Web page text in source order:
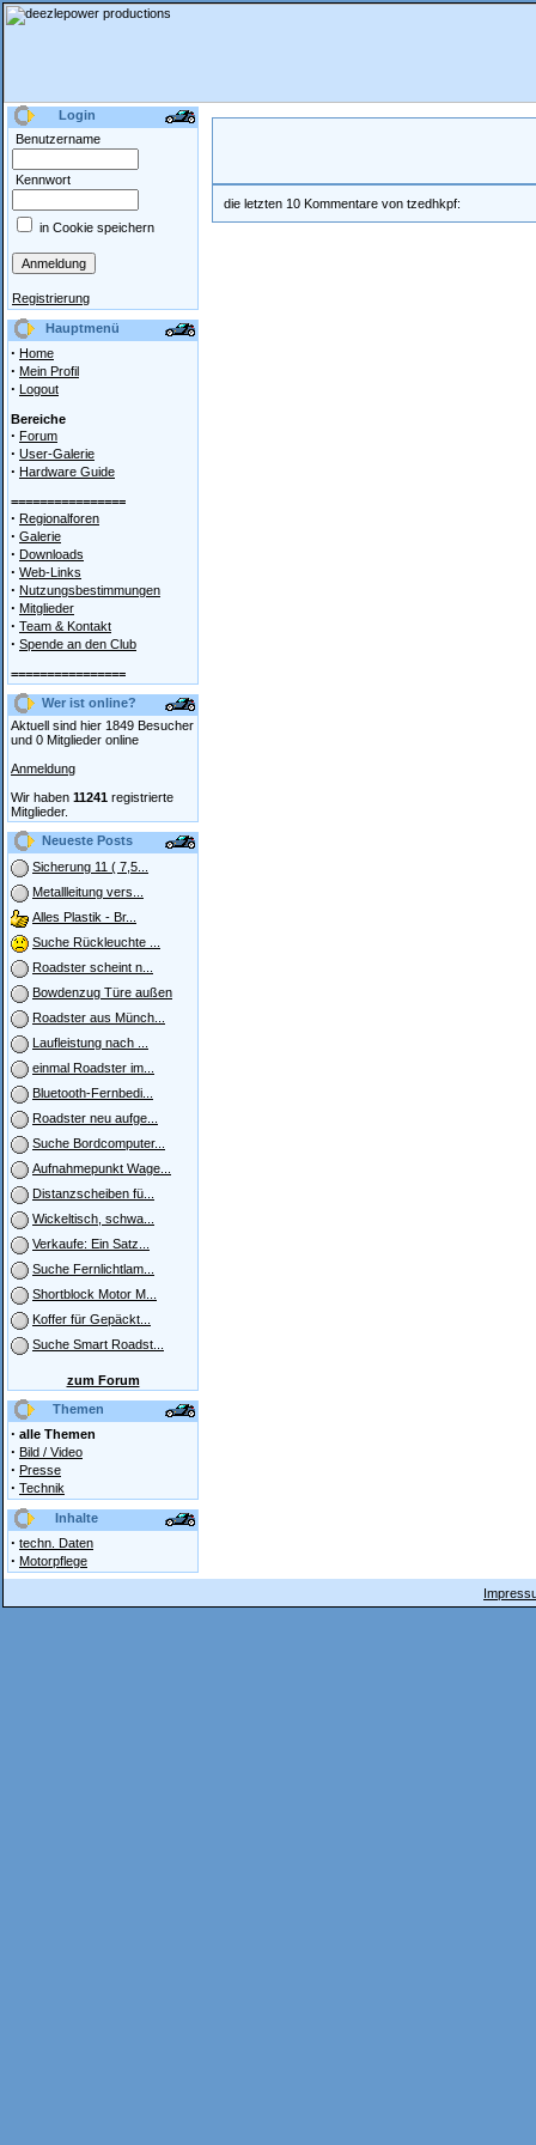
Login
Benutzername
Kennwort
in Cookie speichern
Registrierung
Hauptmenü
· Home
· Mein Profil
· Logout
Bereiche
· Forum
· User-Galerie
· Hardware Guide
================
· Regionalforen
· Galerie
· Downloads
· Web-Links
· Nutzungsbestimmungen
· Mitglieder
· Team & Kontakt
· Spende an den Club
================
Wer ist online?
Aktuell sind hier 1849 Besucher
und 0 Mitglieder online
Anmeldung
Wir haben 11241 registrierte
Mitglieder.
Neueste Posts
Sicherung 11 ( 7,5...
Metallleitung vers...
Alles Plastik - Br...
Suche Rückleuchte ...
Roadster scheint n...
Bowdenzug Türe außen
Roadster aus Münch...
Laufleistung nach ...
einmal Roadster im...
Bluetooth-Fernbedi...
Roadster neu aufge...
Suche Bordcomputer...
Aufnahmepunkt Wage...
Distanzscheiben fü...
Wickeltisch, schwa...
Verkaufe: Ein Satz...
Suche Fernlichtlam...
Shortblock Motor M...
Koffer für Gepäckt...
Suche Smart Roadst...
zum Forum
Themen
· alle Themen
· Bild / Video
· Presse
· Technik
Inhalte
· techn. Daten
· Motorpflege
die letzten 10 Kommentare von tzedhkpf: